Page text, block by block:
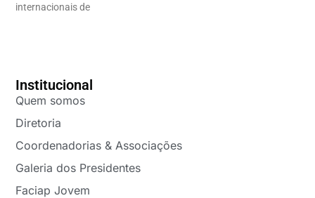
internacionais de
Institucional
Quem somos
Diretoria
Coordenadorias & Associações
Galeria dos Presidentes
Faciap Jovem